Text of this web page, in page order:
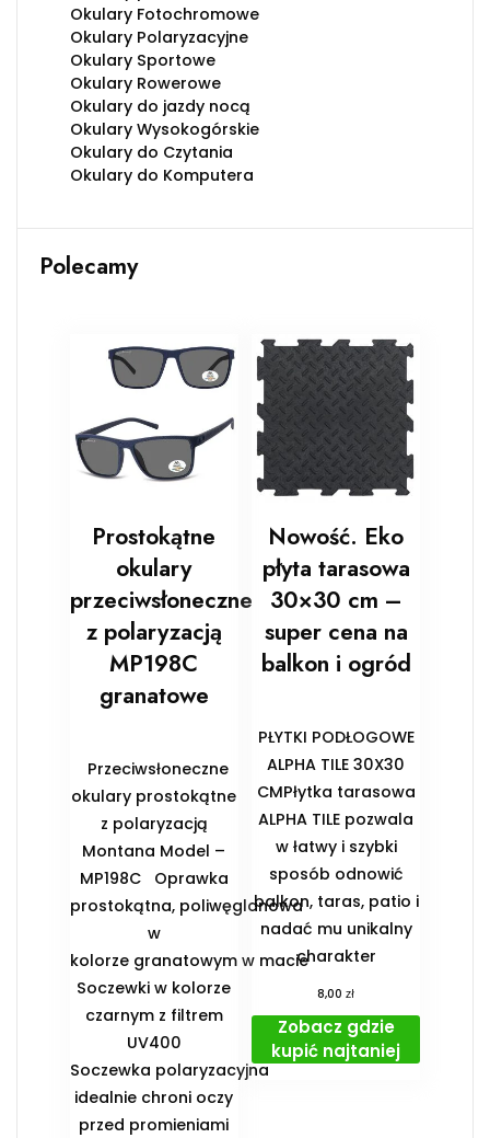
Okulary Fotochromowe
Okulary Polaryzacyjne
Okulary Sportowe
Okulary Rowerowe
Okulary do jazdy nocą
Okulary Wysokogórskie
Okulary do Czytania
Okulary do Komputera
Polecamy
Prostokątne
okulary
przeciwsłoneczne
z polaryzacją
MP198C
granatowe
Przeciwsłoneczne
okulary prostokątne
z polaryzacją
Montana Model –
MP198C Oprawka
prostokątna, poliwęglanowa
w
kolorze granatowym w macie
Soczewki w kolorze
czarnym z filtrem
UV400
Soczewka polaryzacyjna
idealnie chroni oczy
przed promieniami
Nowość. Eko
płyta tarasowa
30×30 cm –
super cena na
balkon i ogród
PŁYTKI PODŁOGOWE
ALPHA TILE 30X30
CMPłytka tarasowa
ALPHA TILE pozwala
w łatwy i szybki
sposób odnowić
balkon, taras, patio i
nadać mu unikalny
charakter
8,00zł
Zobacz gdzie
kupić najtaniej